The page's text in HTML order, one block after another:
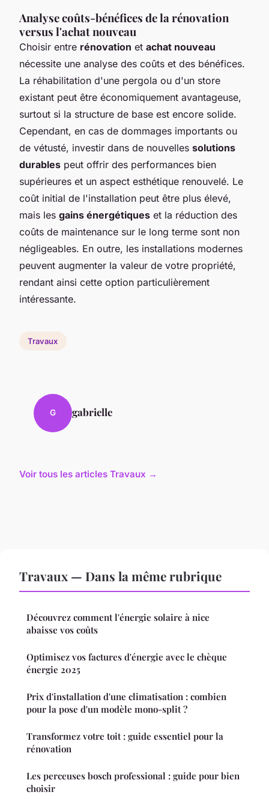
Analyse coûts-bénéfices de la rénovation
versus l'achat nouveau
Choisir entre rénovation et achat nouveau
nécessite une analyse des coûts et des bénéfices.
La réhabilitation d'une pergola ou d'un store
existant peut être économiquement avantageuse,
surtout si la structure de base est encore solide.
Cependant, en cas de dommages importants ou
de vétusté, investir dans de nouvelles solutions
durables peut offrir des performances bien
supérieures et un aspect esthétique renouvelé. Le
coût initial de l'installation peut être plus élevé,
mais les gains énergétiques et la réduction des
coûts de maintenance sur le long terme sont non
négligeables. En outre, les installations modernes
peuvent augmenter la valeur de votre propriété,
rendant ainsi cette option particulièrement
intéressante.
Travaux
G gabrielle
Voir tous les articles Travaux →
Travaux — Dans la même rubrique
Découvrez comment l'énergie solaire à nice
abaisse vos coûts
Optimisez vos factures d'énergie avec le chèque
énergie 2025
Prix d'installation d'une climatisation : combien
pour la pose d'un modèle mono-split ?
Transformez votre toit : guide essentiel pour la
rénovation
Les perceuses bosch professional : guide pour bien
choisir